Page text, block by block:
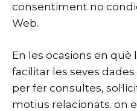
consentiment no
Web.
En les ocasions en què
facilitar les seves
per fer consultes,
motius relacionats. on